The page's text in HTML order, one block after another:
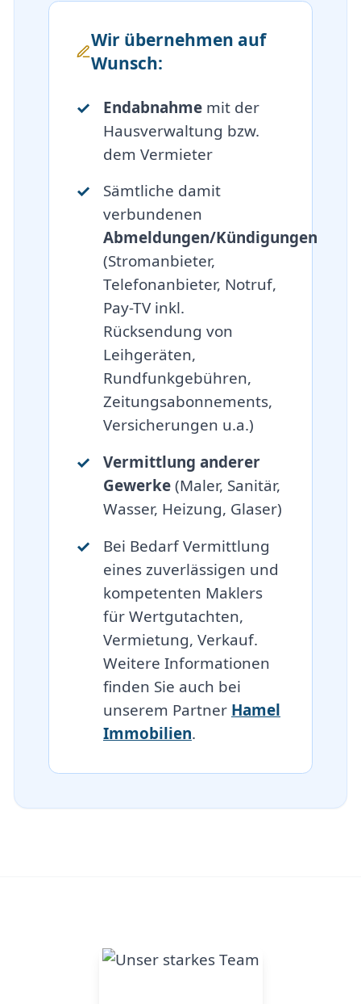
Wir übernehmen auf
Wunsch:
Endabnahmemit der
Hausverwaltung bzw.
dem Vermieter
Sämtliche damit
verbundenen
Abmeldungen/Kündigungen
(Stromanbieter,
Telefonanbieter, Notruf,
Pay-TV inkl.
Rücksendung von
Leihgeräten,
Rundfunkgebühren,
Zeitungsabonnements,
Versicherungen u.a.)
Vermittlung anderer
Gewerke(Maler, Sanitär,
Wasser, Heizung, Glaser)
Bei Bedarf Vermittlung
eines zuverlässigen und
kompetenten Maklers
für Wertgutachten,
Vermietung, Verkauf.
Weitere Informationen
finden Sie auch bei
unserem Partner Hamel
Immobilien.